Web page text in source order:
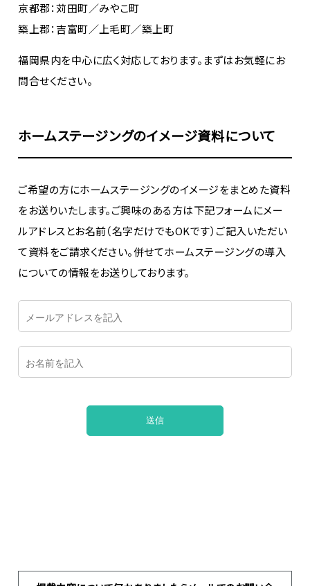
京都郡：苅田町／みやこ町
築上郡：吉富町／上毛町／築上町
福岡県内を中心に広く対応しております。まずはお気軽にお
問合せください。
ホームステージングのイメージ資料について
ご希望の方にホームステージングのイメージをまとめた資料
をお送りいたします。ご興味のある方は下記フォームにメー
ルアドレスとお名前（名字だけでもOKです）ご記入いただい
て資料をご請求ください。併せてホームステージングの導入
についての情報をお送りしております。